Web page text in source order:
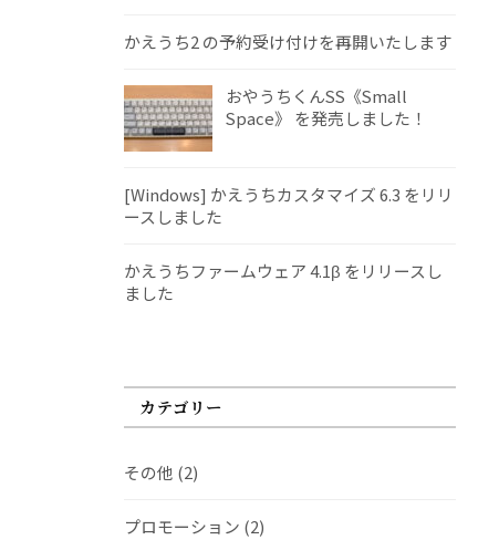
かえうち2 の予約受け付けを再開いたします
おやうちくんSS《Small
Space》 を発売しました！
[Windows] かえうちカスタマイズ 6.3 をリリ
ースしました
かえうちファームウェア 4.1β をリリースし
ました
カテゴリー
その他 (2)
プロモーション (2)